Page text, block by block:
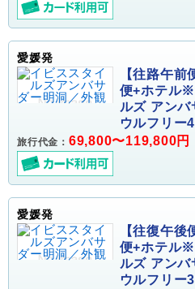
愛媛発
【往路午
便+ホテル※
ルズ アン
ウルフリー
旅行代金： 69,800〜119,800円
愛媛発
【往復午
便+ホテル※
ルズ アン
ウルフリー